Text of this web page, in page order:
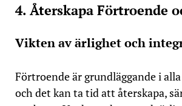
4. Återskapa Förtroende
Vikten av ärlighet och
Förtroende är grundläggande i
och det kan ta tid att återskapa,